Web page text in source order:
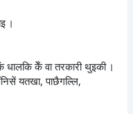
।
केँ वा तरकारी थुइकी ।
यतखा, पाछैगल्लि,